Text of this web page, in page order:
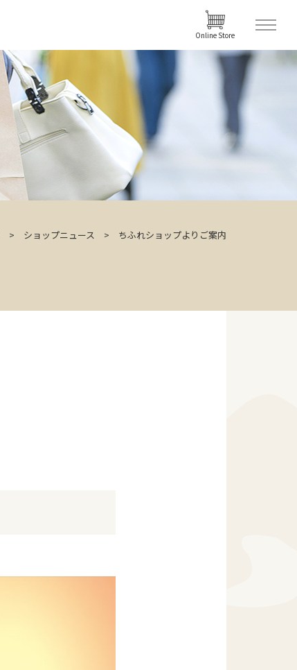
Online Store
ショップニュース ちふれショップよりご案内